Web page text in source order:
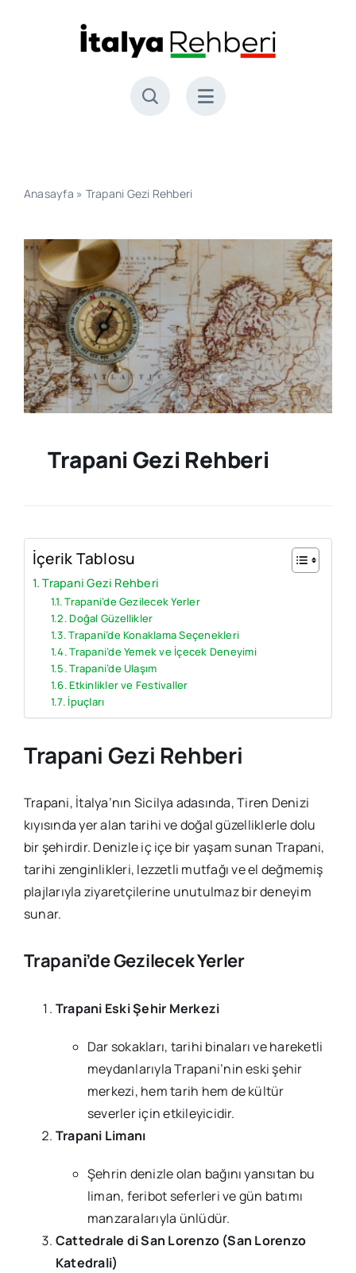
Anasayfa » Trapani Gezi Rehberi
Trapani Gezi Rehberi
İçerik Tablosu
Trapani Gezi Rehberi
Trapani’de Gezilecek Yerler
Doğal Güzellikler
Trapani’de Konaklama Seçenekleri
Trapani’de Yemek ve İçecek Deneyimi
Trapani’de Ulaşım
Etkinlikler ve Festivaller
İpuçları
Trapani Gezi Rehberi
Trapani, İtalya’nın Sicilya adasında, Tiren Denizi
kıyısında yer alan tarihi ve doğal güzelliklerle dolu
bir şehirdir. Denizle iç içe bir yaşam sunan Trapani,
tarihi zenginlikleri, lezzetli mutfağı ve el değmemiş
plajlarıyla ziyaretçilerine unutulmaz bir deneyim
sunar.
Trapani’de Gezilecek Yerler
Trapani Eski Şehir Merkezi
Dar sokakları, tarihi binaları ve hareketli
meydanlarıyla Trapani’nin eski şehir
merkezi, hem tarih hem de kültür
severler için etkileyicidir.
Trapani Limanı
Şehrin denizle olan bağını yansıtan bu
liman, feribot seferleri ve gün batımı
manzaralarıyla ünlüdür.
Cattedrale di San Lorenzo (San Lorenzo
Katedrali)